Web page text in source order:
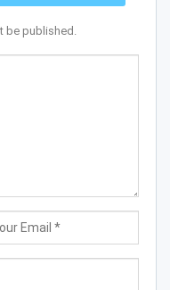
be published.